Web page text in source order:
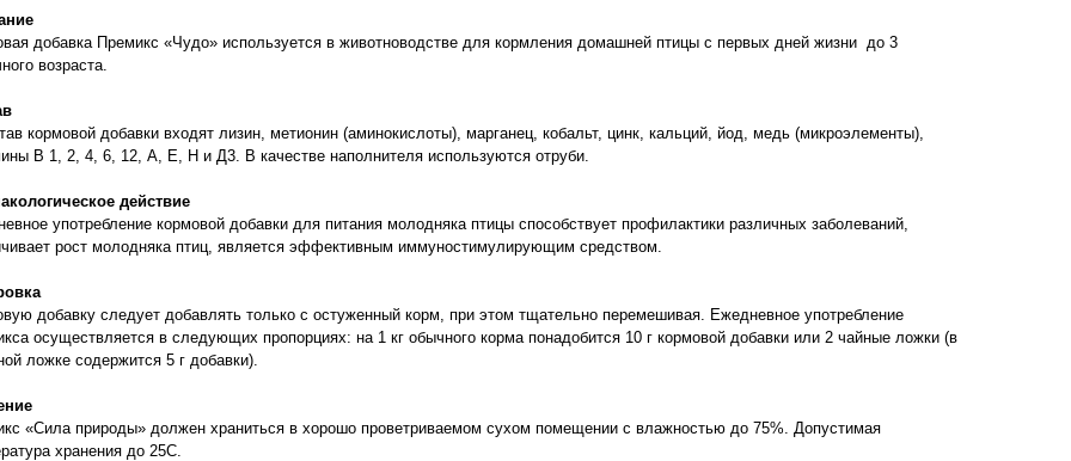
добавка Премикс «Чудо» используется в животноводстве для кормления домашней птицы с первых дней жизни до 3
возраста.
кормовой добавки входят лизин, метионин (аминокислоты), марганец, кобальт, цинк, кальций, йод, медь (микроэлементы),
В 1, 2, 4, 6, 12, А, Е, Н и Д3. В качестве наполнителя используются отруби.
действие
употребление кормовой добавки для питания молодняка птицы способствует профилактики различных заболеваний,
рост молодняка птиц, является эффективным иммуностимулирующим средством.
добавку следует добавлять только с остуженный корм, при этом тщательно перемешивая. Ежедневное употребление
осуществляется в следующих пропорциях: на 1 кг обычного корма понадобится 10 г кормовой добавки или 2 чайные ложки (в
ложке содержится 5 г добавки).
«Сила природы» должен храниться в хорошо проветриваемом сухом помещении с влажностью до 75%. Допустимая
хранения до 25С.